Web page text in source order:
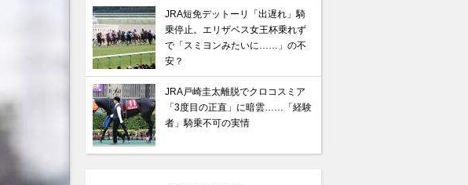
JRA短免デットーリ「出遅れ」騎
乗停止。エリザベス女王杯乗れず
で「スミヨンみたいに……」の不
安？
JRA戸崎圭太離脱でクロコスミア
「3度目の正直」に暗雲……「経験
者」騎乗不可の実情